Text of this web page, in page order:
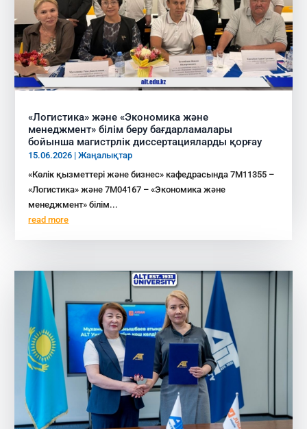
«Логистика» және «Экономика және
менеджмент» білім беру бағдарламалары
бойынша магистрлік диссертацияларды қорғау
15.06.2026 |Жаңалықтар
«Көлік қызметтері және бизнес» кафедрасында 7М11355 –
«Логистика» және 7М04167 – «Экономика және
менеджмент» білім...
read more